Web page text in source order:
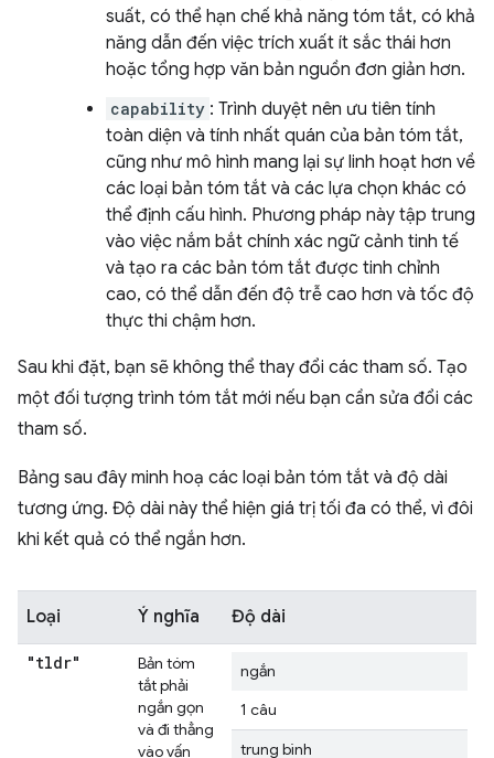
suất, có thể hạn chế khả năng tóm tắt, có khả
năng dẫn đến việc trích xuất ít sắc thái hơn
hoặc tổng hợp văn bản nguồn đơn giản hơn.
capability : Trình duyệt nên ưu tiên tính
toàn diện và tính nhất quán của bản tóm tắt,
cũng như mô hình mang lại sự linh hoạt hơn về
các loại bản tóm tắt và các lựa chọn khác có
thể định cấu hình. Phương pháp này tập trung
vào việc nắm bắt chính xác ngữ cảnh tinh tế
và tạo ra các bản tóm tắt được tinh chỉnh
cao, có thể dẫn đến độ trễ cao hơn và tốc độ
thực thi chậm hơn.
Sau khi đặt, bạn sẽ không thể thay đổi các tham số. Tạo
một đối tượng trình tóm tắt mới nếu bạn cần sửa đổi các
tham số.
Bảng sau đây minh hoạ các loại bản tóm tắt và độ dài
tương ứng. Độ dài này thể hiện giá trị tối đa có thể, vì đôi
khi kết quả có thể ngắn hơn.
Loại Ý nghĩa Độ dài
"tldr"
Bản tóm
tắt phải
ngắn gọn
và đi thẳng
vào vấn
ngắn
1 câu
trung bình